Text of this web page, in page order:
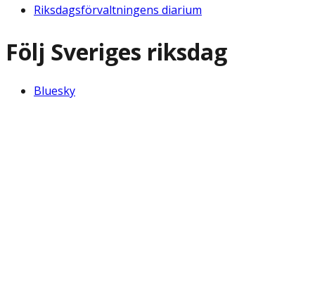
Riksdagsförvaltningens diarium
Följ Sveriges riksdag
Bluesky